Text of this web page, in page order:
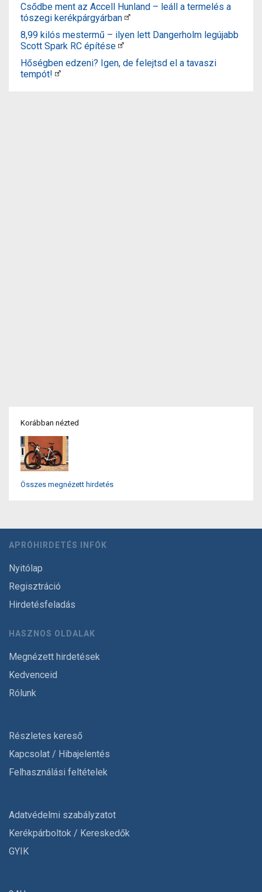
Csődbe ment az Accell Hunland – leáll a termelés a
tószegi kerékpárgyárban
8,99 kilós mestermű – ilyen lett Dangerholm legújabb
Scott Spark RC építése
Hőségben edzeni? Igen, de felejtsd el a tavaszi
tempót!
Korábban nézted
Összes megnézett hirdetés
APRÓHIRDETÉS INFÓK
Nyitólap
Regisztráció
Hirdetésfeladás
HASZNOS OLDALAK
Megnézett hirdetések
Kedvenceid
Rólunk
Részletes kereső
Kapcsolat / Hibajelentés
Felhasználási feltételek
Adatvédelmi szabályzatot
Kerékpárboltok / Kereskedők
GYIK